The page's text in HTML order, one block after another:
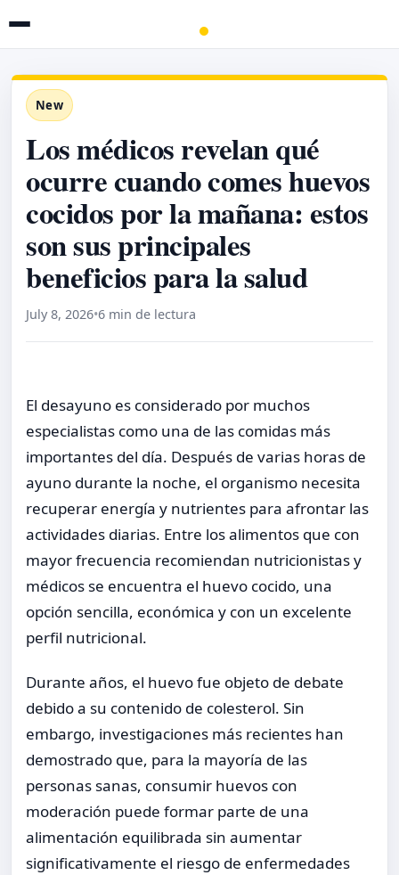
New
Los médicos revelan qué
ocurre cuando comes huevos
cocidos por la mañana: estos
son sus principales
beneficios para la salud
July 8, 2026•6 min de lectura
El desayuno es considerado por muchos
especialistas como una de las comidas más
importantes del día. Después de varias horas de
ayuno durante la noche, el organismo necesita
recuperar energía y nutrientes para afrontar las
actividades diarias. Entre los alimentos que con
mayor frecuencia recomiendan nutricionistas y
médicos se encuentra el huevo cocido, una
opción sencilla, económica y con un excelente
perfil nutricional.
Durante años, el huevo fue objeto de debate
debido a su contenido de colesterol. Sin
embargo, investigaciones más recientes han
demostrado que, para la mayoría de las
personas sanas, consumir huevos con
moderación puede formar parte de una
alimentación equilibrada sin aumentar
significativamente el riesgo de enfermedades